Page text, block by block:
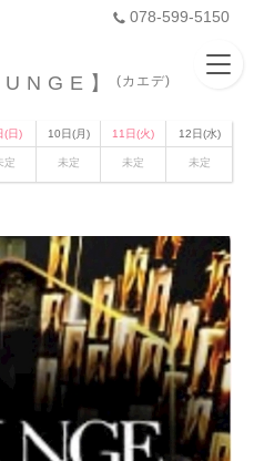
078-599-5150
】 (カエデ)
(日) 10日(月) 11日(火) 12日(水)
定 未定 未定 未定